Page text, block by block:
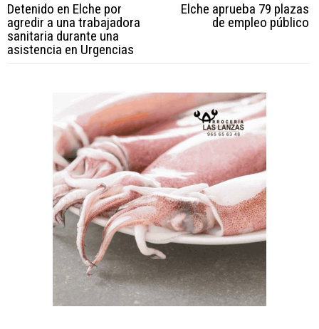
Detenido en Elche por
agredir a una trabajadora
sanitaria durante una
asistencia en Urgencias
Elche aprueba 79 plazas
de empleo público